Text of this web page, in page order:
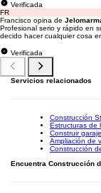
Verificada
FR
Francisco opina de
Profesional serio y rápido en
decido hacer cualquier cosa
Verificada
Servicios relacionados
Construcción
Estructuras de
Construir garaje
Ampliación de
Construcción
Encuentra Construcción